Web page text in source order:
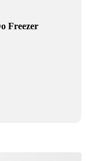
Freezer